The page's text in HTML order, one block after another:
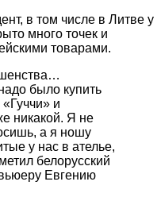
в том числе в Литве у
много точек и
товарами.
было купить
и
никакой. Я не
а я ношу
у нас в ателье,
белорусский
Евгению